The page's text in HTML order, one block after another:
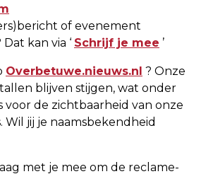
of evenement
kan via ‘ Schrijf je mee ’
Overbetuwe.nieuws.nl ? Onze
blijven stijgen, wat onder
voor de zichtbaarheid van onze
Wil jij je naamsbekendheid
met je mee om de reclame-